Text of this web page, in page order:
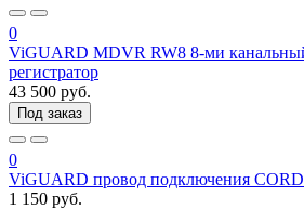
0
ViGUARD MDVR RW8 8-ми
регистратор
43 500 руб.
Под заказ
0
ViGUARD провод подключения
1 150 руб.